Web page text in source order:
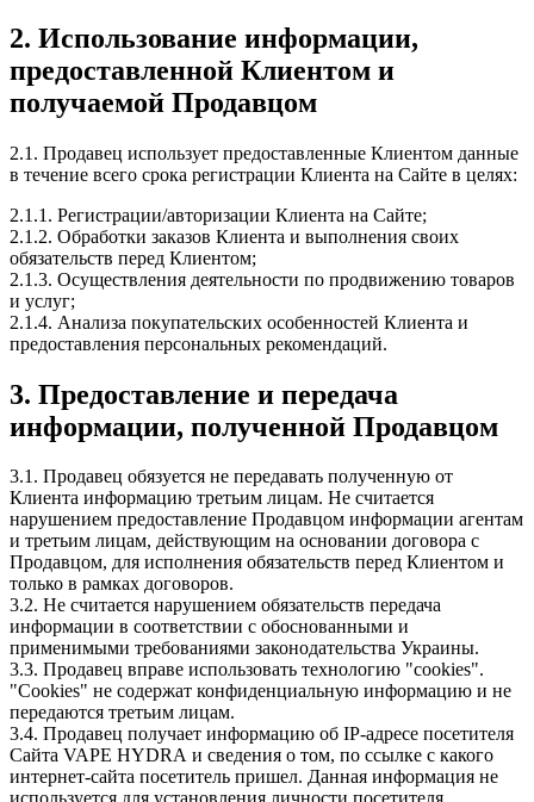
2. Использование информации,
предоставленной Клиентом и
получаемой Продавцом
2.1. Продавец использует предоставленные Клиентом данные
в течение всего срока регистрации Клиента на Сайте в целях:
2.1.1. Регистрации/авторизации Клиента на Сайте;
2.1.2. Обработки заказов Клиента и выполнения своих
обязательств перед Клиентом;
2.1.3. Осуществления деятельности по продвижению товаров
и услуг;
2.1.4. Анализа покупательских особенностей Клиента и
предоставления персональных рекомендаций.
3. Предоставление и передача
информации, полученной Продавцом
3.1. Продавец обязуется не передавать полученную от
Клиента информацию третьим лицам. Не считается
нарушением предоставление Продавцом информации агентам
и третьим лицам, действующим на основании договора с
Продавцом, для исполнения обязательств перед Клиентом и
только в рамках договоров.
3.2. Не считается нарушением обязательств передача
информации в соответствии с обоснованными и
применимыми требованиями законодательства Украины.
3.3. Продавец вправе использовать технологию "cookies".
"Cookies" не содержат конфиденциальную информацию и не
передаются третьим лицам.
3.4. Продавец получает информацию об IP-адресе посетителя
Сайта VAPE HYDRA и сведения о том, по ссылке с какого
интернет-сайта посетитель пришел. Данная информация не